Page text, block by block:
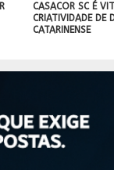
CASACOR SC É
CRIATIVIDADE DE
CATARINENSE